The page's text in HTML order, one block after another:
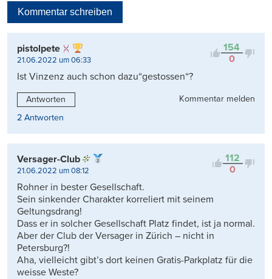
Kontrovers
Kommentar schreiben
154
0
pistolpete
21.06.2022 um 06:33
Ist Vinzenz auch schon dazu“gestossen“?
Antworten
Kommentar melden
2 Antworten
112
0
Versager-Club
21.06.2022 um 08:12
Rohner in bester Gesellschaft.
Sein sinkender Charakter korreliert mit seinem
Geltungsdrang!
Dass er in solcher Gesellschaft Platz findet, ist ja normal.
Aber der Club der Versager in Zürich – nicht in
Petersburg?!
Aha, vielleicht gibt’s dort keinen Gratis-Parkplatz für die
weisse Weste?